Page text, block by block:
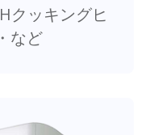
クッキングヒ
など